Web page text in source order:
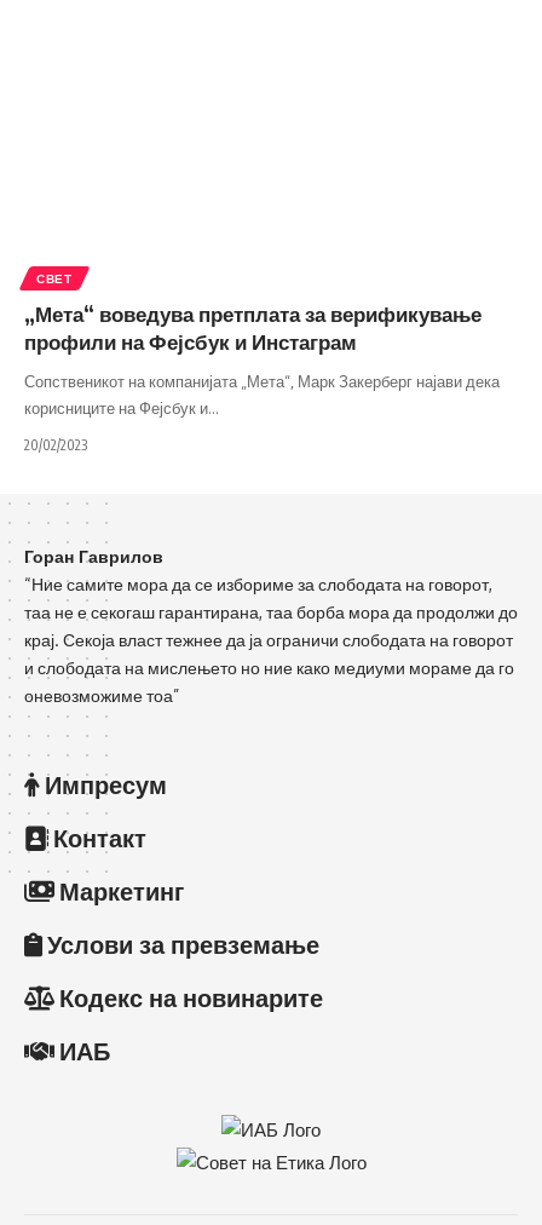
СВЕТ
„Мета“ воведува претплата за верификување
профили на Фејсбук и Инстаграм
Сопственикот на компанијата „Мета“, Марк Закерберг најави дека
корисниците на Фејсбук и…
20/02/2023
Горан Гаврилов
“Ние самите мора да се избориме за слободата на говорот,
таа не е секогаш гарантирана, таа борба мора да продолжи до
крај. Секоја власт тежнее да ја ограничи слободата на говорот
и слободата на мислењето но ние како медиуми мораме да го
оневозможиме тоа”
Импресум
Контакт
Маркетинг
Услови за превземање
Кодекс на новинарите
ИАБ